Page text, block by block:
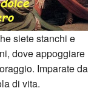
siete stanchi e
dove appoggiare
Imparate da
di vita.